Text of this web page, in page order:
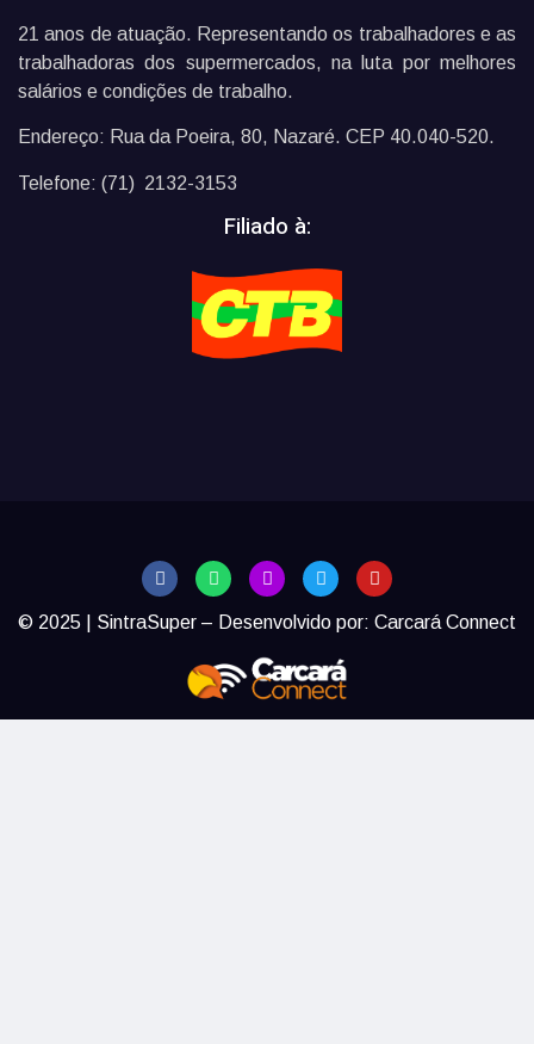
21 anos de atuação. Representando os trabalhadores e as
trabalhadoras dos supermercados, na luta por melhores
salários e condições de trabalho.
Endereço: Rua da Poeira, 80, Nazaré. CEP 40.040-520.
Telefone: (71) 2132-3153
Filiado à:
© 2025 | SintraSuper – Desenvolvido por: Carcará Connect